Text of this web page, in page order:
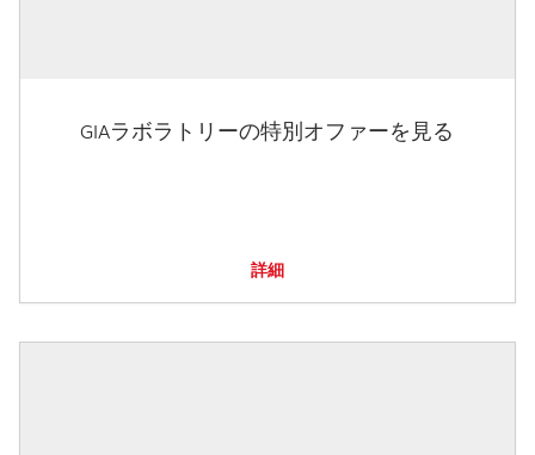
GIAラボラトリーの特別オファーを見る
詳細